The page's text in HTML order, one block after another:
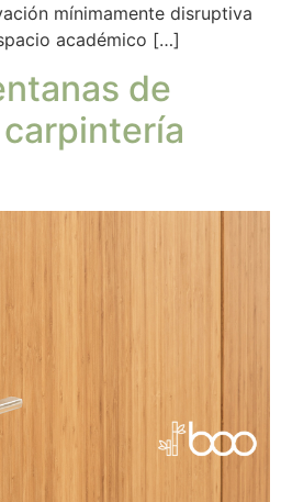
mínimamente disruptiva
académico […]
de